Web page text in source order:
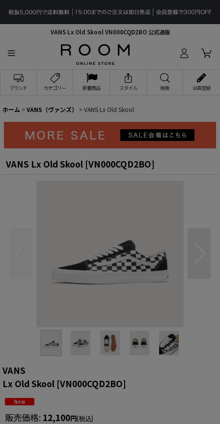
VANS Lx Old Skool VN000CQD2BO 公式通販
ブランド カテゴリー 新着商品 スタイル 検索 会員登録
ホーム >VANS（ヴァンズ） >VANS Lx Old Skool
VANS Lx Old Skool [VN000CQD2BO]
VANS
Lx Old Skool [VN000CQD2BO]
販売価格: 12,100円(税込)